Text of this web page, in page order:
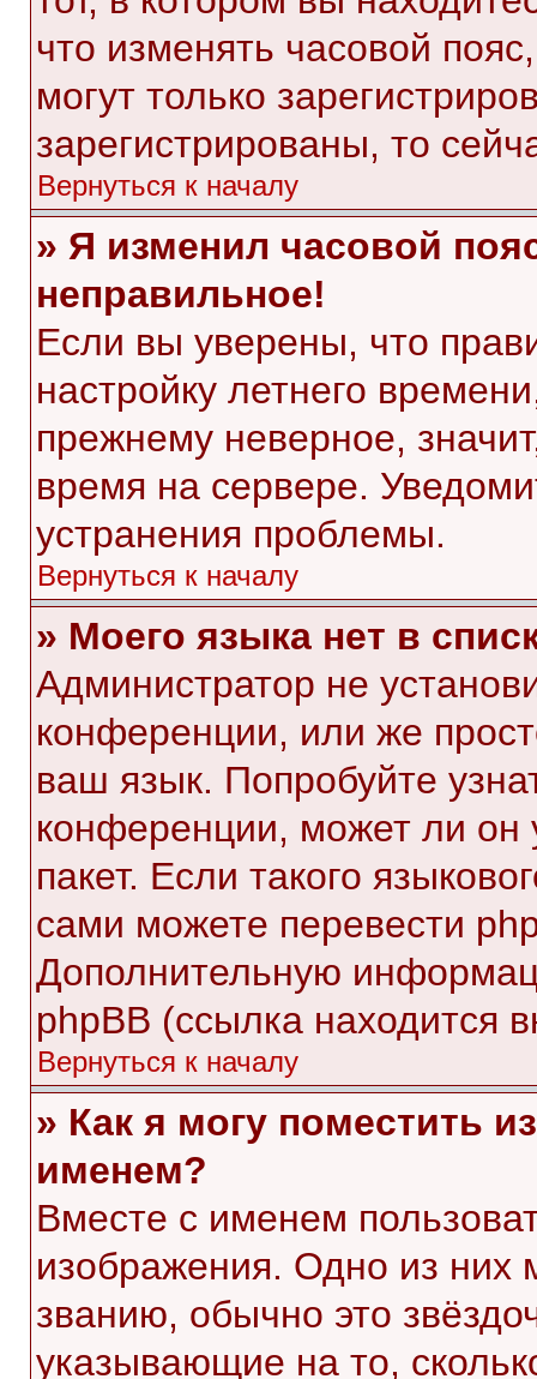
что изменять часовой
могут только
зарегистрированы, то
Вернуться к началу
» Я изменил часовой
неправильное!
Если вы уверены, что
настройку летнего
прежнему неверное,
время на сервере.
устранения проблемы.
Вернуться к началу
» Моего языка нет в
Администратор не
конференции, или же
ваш язык. Попробуйте
конференции, может ли он
пакет. Если такого
сами можете перевести
Дополнительную
phpBB (ссылка находится
Вернуться к началу
» Как я могу поместить
именем?
Вместе с именем
изображения. Одно из них
званию, обычно это
указывающие на то,